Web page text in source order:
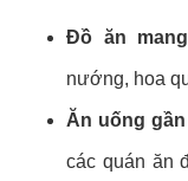
Đồ ăn
nướng, hoa
Ăn uống
các quán ăn